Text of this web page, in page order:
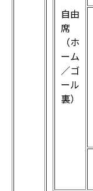
自由
席
（ホ
ーム
／ゴ
ール
裏）